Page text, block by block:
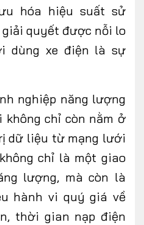
hóa hiệu suất sử
giải quyết được nỗi lo
dùng xe điện là sự
nghiệp năng lượng
không chỉ còn nằm ở
dữ liệu từ mạng lưới
chỉ là một giao
lượng, mà còn là
hành vi quý giá về
thời gian nạp điện